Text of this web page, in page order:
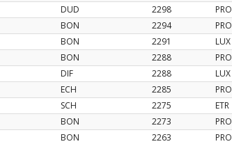
DUD 2298
PRO
BON 2294
PRO
BON 2291
LUX
BON 2288
PRO
DIF 2288
LUX
ECH 2285
PRO
SCH 2275
ETR
BON 2273
PRO
BON 2263
PRO